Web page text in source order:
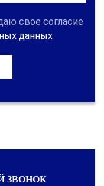
свое согласие
данных
ЗВОНОК